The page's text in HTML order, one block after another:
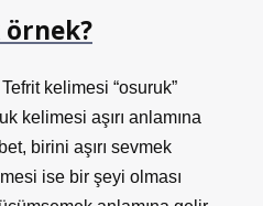
kelimesi “osuruk”
kelimesi aşırı anlamına
birini aşırı sevmek
ise bir şeyi olması